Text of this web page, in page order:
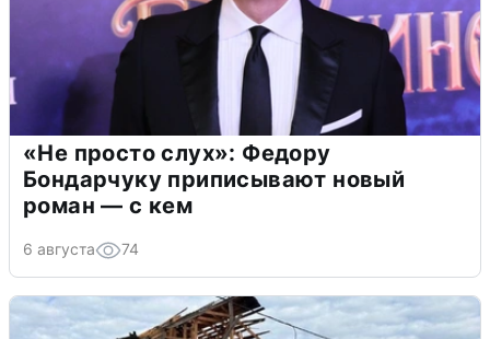
«Не просто слух»: Федору
Бондарчуку приписывают новый
роман — с кем
6 августа 74